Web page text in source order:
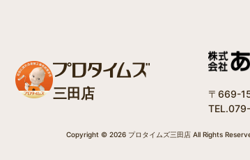
三田店
〒669-
Copyright © 2026 プロタイムズ三田店 All Rights